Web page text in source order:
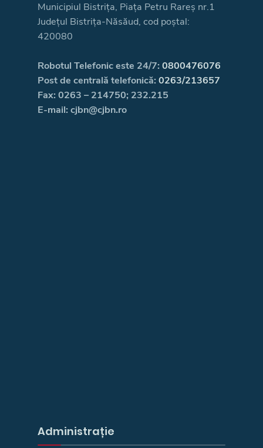
Municipiul Bistrița, Piața Petru Rareș nr.1
Județul Bistrița-Năsăud, cod poștal:
420080
Robotul Telefonic este 24/7: 0800476076
Post de centrală telefonică: 0263/213657
Fax: 0263 – 214750; 232.215
E-mail: cjbn@cjbn.ro
Administrație